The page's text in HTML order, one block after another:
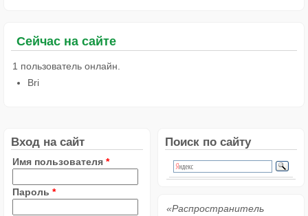
Сейчас на сайте
1 пользователь онлайн.
Bri
Вход на сайт
Имя пользователя *
Пароль *
Поиск по сайту
«Распространитель